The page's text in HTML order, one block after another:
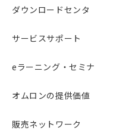
ダウンロードセンタ
サービスサポート
eラーニング・セミナ
オムロンの提供価値
販売ネットワーク